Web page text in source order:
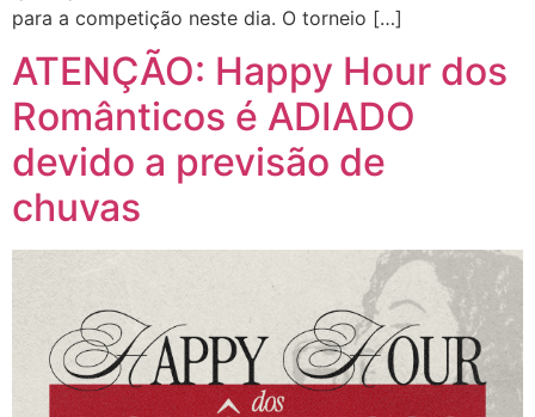
para a competição neste dia. O torneio […]
ATENÇÃO: Happy Hour dos
Românticos é ADIADO
devido a previsão de
chuvas